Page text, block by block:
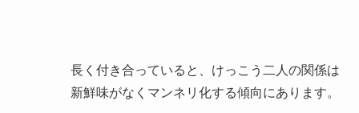
長く付き合っていると、けっこう二人の関係は
新鮮味がなくマンネリ化する傾向にあります。